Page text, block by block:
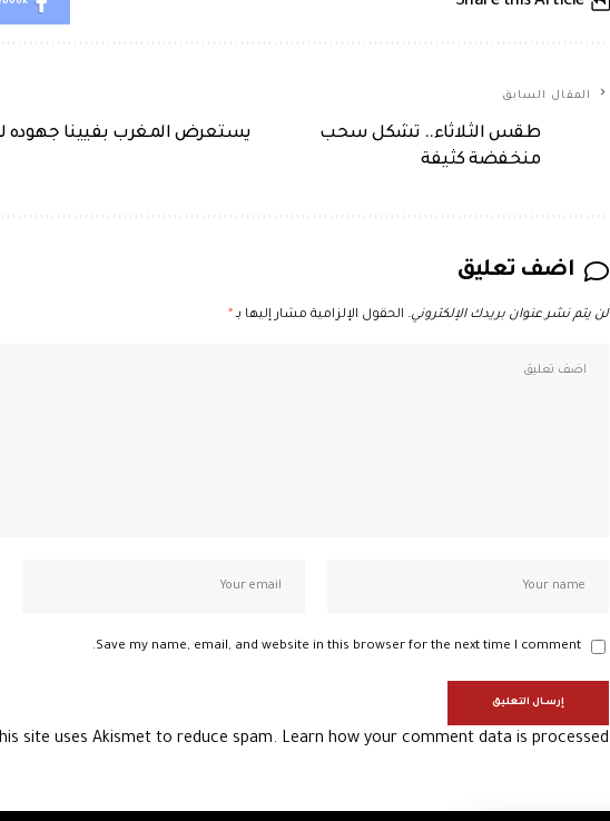
المقال السابق
طقس الثلاثاء.. تشكل سحب
منخفضة كثيفة
يستعرض المغرب بفيينا جهوده
اضف تعليق
لن يتم نشر عنوان بريدك الإلكتروني. الحقول الإلزامية مشار إليها بـ *
Save my name, email, and website in this browser for the next time I comment.
site uses Akismet to reduce spam. Learn how your comment data is processed.